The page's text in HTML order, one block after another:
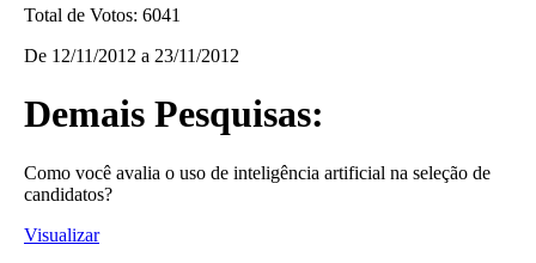
Total de Votos: 6041
De 12/11/2012 a 23/11/2012
Demais Pesquisas:
Como você avalia o uso de inteligência artificial na seleção de
candidatos?
Visualizar